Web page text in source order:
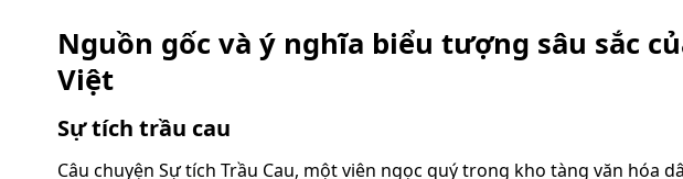
Nguồn gốc và ý nghĩa biểu tượng sâu sắc
Việt
Sự tích trầu cau
Câu chuyện Sự tích Trầu Cau, một viên ngọc quý trong kho tàng văn hóa